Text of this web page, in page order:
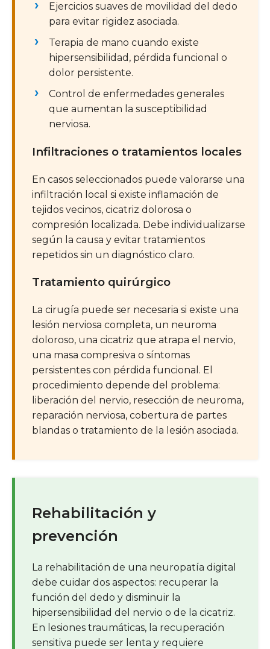
Ejercicios suaves de movilidad del dedo
para evitar rigidez asociada.
Terapia de mano cuando existe
hipersensibilidad, pérdida funcional o
dolor persistente.
Control de enfermedades generales
que aumentan la susceptibilidad
nerviosa.
Infiltraciones o tratamientos locales
En casos seleccionados puede valorarse una
infiltración local si existe inflamación de
tejidos vecinos, cicatriz dolorosa o
compresión localizada. Debe individualizarse
según la causa y evitar tratamientos
repetidos sin un diagnóstico claro.
Tratamiento quirúrgico
La cirugía puede ser necesaria si existe una
lesión nerviosa completa, un neuroma
doloroso, una cicatriz que atrapa el nervio,
una masa compresiva o síntomas
persistentes con pérdida funcional. El
procedimiento depende del problema:
liberación del nervio, resección de neuroma,
reparación nerviosa, cobertura de partes
blandas o tratamiento de la lesión asociada.
Rehabilitación y
prevención
La rehabilitación de una neuropatía digital
debe cuidar dos aspectos: recuperar la
función del dedo y disminuir la
hipersensibilidad del nervio o de la cicatriz.
En lesiones traumáticas, la recuperación
sensitiva puede ser lenta y requiere